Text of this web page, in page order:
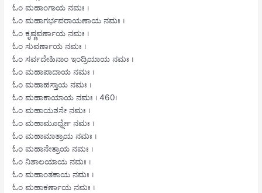
ಓಂ ಮಹಾಂಗಾಯ ನಮಃ ।
ಓಂ ಮಹಾಗರ್ಭಪರಾಯಣಾಯ ನಮಃ ।
ಓಂ ಕೃಷ್ಣವರ್ಣಾಯ ನಮಃ ।
ಓಂ ಸುವರ್ಣಾಯ ನಮಃ ।
ಓಂ ಸರ್ವದೇಹಿನಾಂ ಇಂದ್ರಿಯಾಯ ನಮಃ ।
ಓಂ ಮಹಾಪಾದಾಯ ನಮಃ ।
ಓಂ ಮಹಾಹಸ್ತಾಯ ನಮಃ ।
ಓಂ ಮಹಾಕಾಯಾಯ ನಮಃ । 460।
ಓಂ ಮಹಾಯಶಸೇ ನಮಃ ।
ಓಂ ಮಹಾಮೂರ್ಧ್ನೇ ನಮಃ ।
ಓಂ ಮಹಾಮಾತ್ರಾಯ ನಮಃ ।
ಓಂ ಮಹಾನೇತ್ರಾಯ ನಮಃ ।
ಓಂ ನಿಶಾಲಯಾಯ ನಮಃ ।
ಓಂ ಮಹಾಂತಕಾಯ ನಮಃ ।
ಓಂ ಮಹಾಕರ್ಣಾಯ ನಮಃ ।